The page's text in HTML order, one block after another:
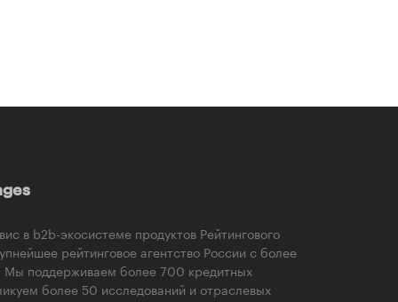
в b2b-экосистеме продуктов Рейтингового
рейтинговое агентство России с более
Мы поддерживаем более 700 кредитных
более 50 исследований и отраслевых